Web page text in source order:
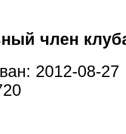
член
2012-08-27